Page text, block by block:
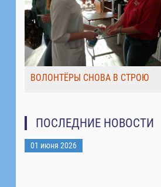
ВОЛОНТЁРЫ СНОВА В СТРОЮ
ПОСЛЕДНИЕ НОВОСТИ
01 июня 2026